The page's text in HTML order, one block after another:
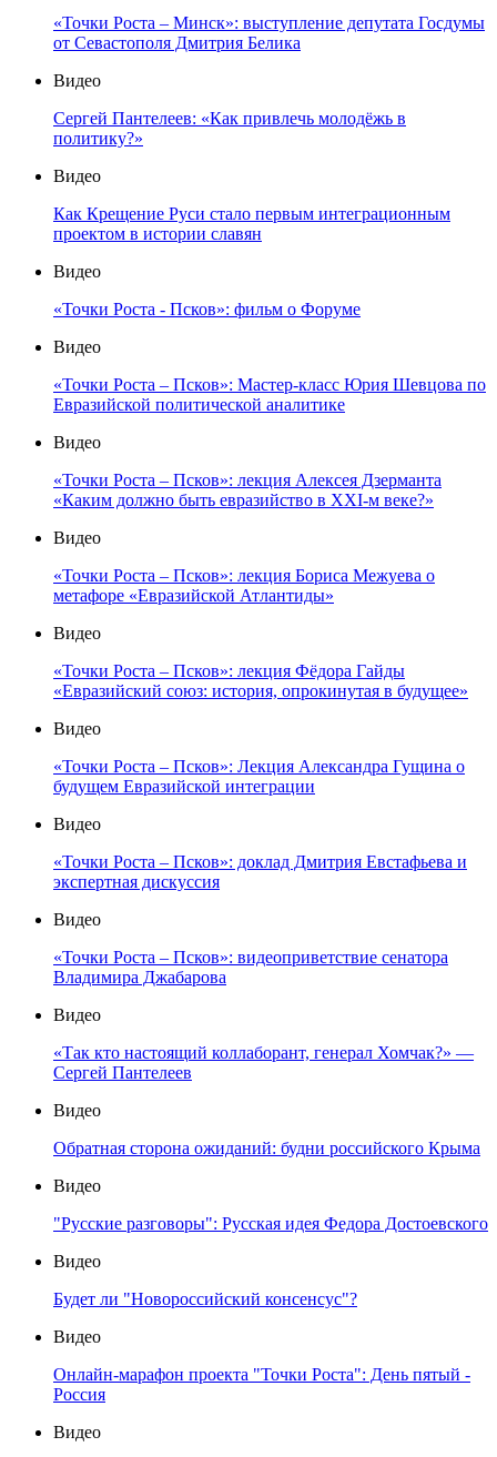
«Точки Роста – Минск»: выступление депутата Госдумы
от Севастополя Дмитрия Белика
Видео
Сергей Пантелеев: «Как привлечь молодёжь в
политику?»
Видео
Как Крещение Руси стало первым интеграционным
проектом в истории славян
Видео
«Точки Роста - Псков»: фильм о Форуме
Видео
«Точки Роста – Псков»: Мастер-класс Юрия Шевцова по
Евразийской политической аналитике
Видео
«Точки Роста – Псков»: лекция Алексея Дзерманта
«Каким должно быть евразийство в XXI-м веке?»
Видео
«Точки Роста – Псков»: лекция Бориса Межуева о
метафоре «Евразийской Атлантиды»
Видео
«Точки Роста – Псков»: лекция Фёдора Гайды
«Евразийский союз: история, опрокинутая в будущее»
Видео
«Точки Роста – Псков»: Лекция Александра Гущина о
будущем Евразийской интеграции
Видео
«Точки Роста – Псков»: доклад Дмитрия Евстафьева и
экспертная дискуссия
Видео
«Точки Роста – Псков»: видеоприветствие сенатора
Владимира Джабарова
Видео
«Так кто настоящий коллаборант, генерал Хомчак?» —
Сергей Пантелеев
Видео
Обратная сторона ожиданий: будни российского Крыма
Видео
"Русские разговоры": Русская идея Федора Достоевского
Видео
Будет ли "Новороссийский консенсус"?
Видео
Онлайн-марафон проекта "Точки Роста": День пятый -
Россия
Видео